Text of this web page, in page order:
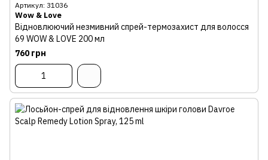
Артикул: 31036
Wow & Love
Відновлюючий незмивний спрей-термозахист для волосся
69 WOW & LOVE 200 мл
760 грн